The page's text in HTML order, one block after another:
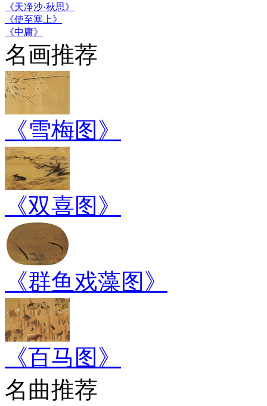
《天净沙·秋思》
《使至塞上》
《中庸》
名画推荐
《雪梅图》
《双喜图》
《群鱼戏藻图》
《百马图》
名曲推荐